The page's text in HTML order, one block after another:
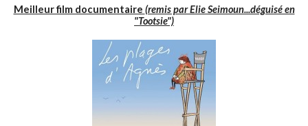
Meilleur film documentaire (remis par Elie Seimoun...déguisé en
"Tootsie")